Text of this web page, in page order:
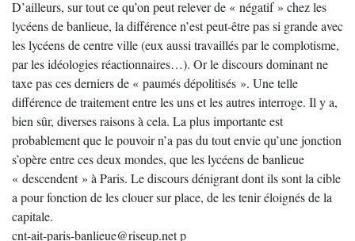
D’ailleurs, sur tout ce qu’on peut relever de « négatif » chez les
lycéens de banlieue, la différence n’est peut-être pas si grande avec
les lycéens de centre ville (eux aussi travaillés par le complotisme,
par les idéologies réactionnaires…). Or le discours dominant ne
taxe pas ces derniers de « paumés dépolitisés ». Une telle
différence de traitement entre les uns et les autres interroge. Il y a,
bien sûr, diverses raisons à cela. La plus importante est
probablement que le pouvoir n’a pas du tout envie qu’une jonction
s’opère entre ces deux mondes, que les lycéens de banlieue
« descendent » à Paris. Le discours dénigrant dont ils sont la cible
a pour fonction de les clouer sur place, de les tenir éloignés de la
capitale.
cnt-ait-paris-banlieue@riseup.net p